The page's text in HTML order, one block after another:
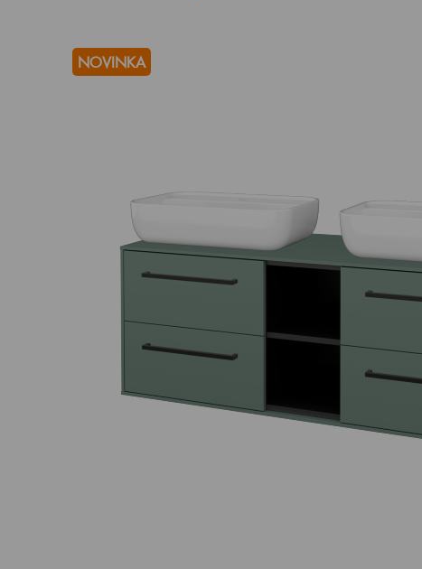
NOVINKA